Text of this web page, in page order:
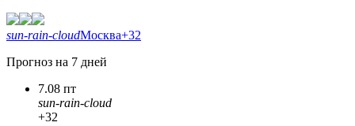
sun-rain-cloudМосква+32
Прогноз на 7 дней
7.08 пт
sun-rain-cloud
+32